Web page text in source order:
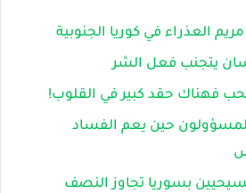
العذراء في كوريا الجنوبية
يتجنب فعل الشر
فهناك حقد كبير في القلوب!
حين يعم الفساد
بسوريا تجاوز النصف